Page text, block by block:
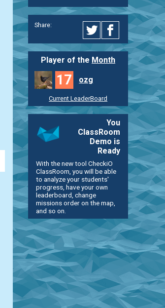
Share:
Player of the Month
17 ozg
Current LeaderBoard
You
ClassRoom
Demo is
Ready
With the new tool CheckiO
ClassRoom, you will be able
to analyze your students'
progress, have your own
leaderboard, change
missions order on the map,
and so on.